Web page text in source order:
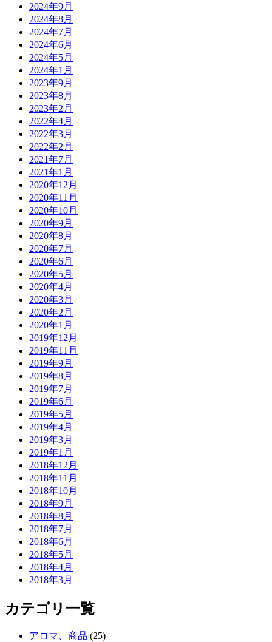
2024年9月
2024年8月
2024年7月
2024年6月
2024年5月
2024年1月
2023年9月
2023年8月
2023年2月
2022年4月
2022年3月
2022年2月
2021年7月
2021年1月
2020年12月
2020年11月
2020年10月
2020年9月
2020年8月
2020年7月
2020年6月
2020年5月
2020年4月
2020年3月
2020年2月
2020年1月
2019年12月
2019年11月
2019年9月
2019年8月
2019年7月
2019年6月
2019年5月
2019年4月
2019年3月
2019年1月
2018年12月
2018年11月
2018年10月
2018年9月
2018年8月
2018年7月
2018年6月
2018年5月
2018年4月
2018年3月
カテゴリ一覧
アロマ、商品 (25)